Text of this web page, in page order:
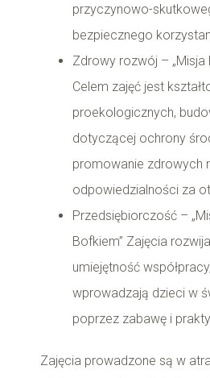
przyczynowo-
bezpiecznego
Zdrowy rozwój – „Misja
Celem zajęć jest
proekologicznych,
dotyczącej ochrony
promowanie zdrowych
odpowiedzialności za
Przedsiębiorczość –
Bofkiem” Zajęcia
umiejętność
wprowadzają dzieci w
poprzez zabawę i
Zajęcia prowadzone są w